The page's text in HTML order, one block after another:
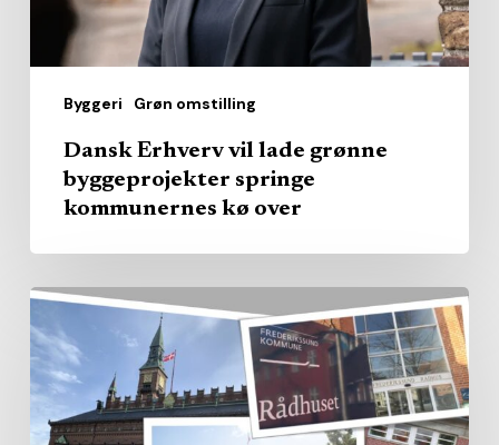
Byggeri Grøn omstilling
kommunernes
Dansk Erhverv vil lade grønne
byggeprojekter springe
kommunernes kø over
Kommunerne
købte
pladserne
–
nu